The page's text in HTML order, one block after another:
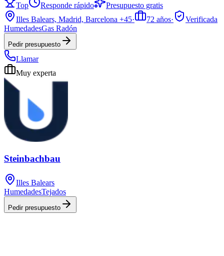
Top
Responde rápido
Presupuesto gratis
Illes Balears, Madrid, Barcelona +45· 72 años·
Verificada
HumedadesGas Radón
Pedir presupuesto
Llamar
Muy experta
Steinbachbau
Illes Balears
HumedadesTejados
Pedir presupuesto